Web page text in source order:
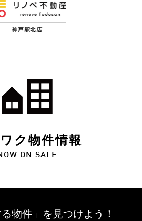
ク物件情報
ON SALE
る物件」を 見つけよう！